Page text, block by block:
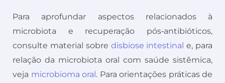
Para aprofundar aspectos relacionados à
microbiota e recuperação pós‑antibióticos,
consulte material sobre disbiose intestinal e, para
relação da microbiota oral com saúde sistêmica,
veja microbioma oral. Para orientações práticas de